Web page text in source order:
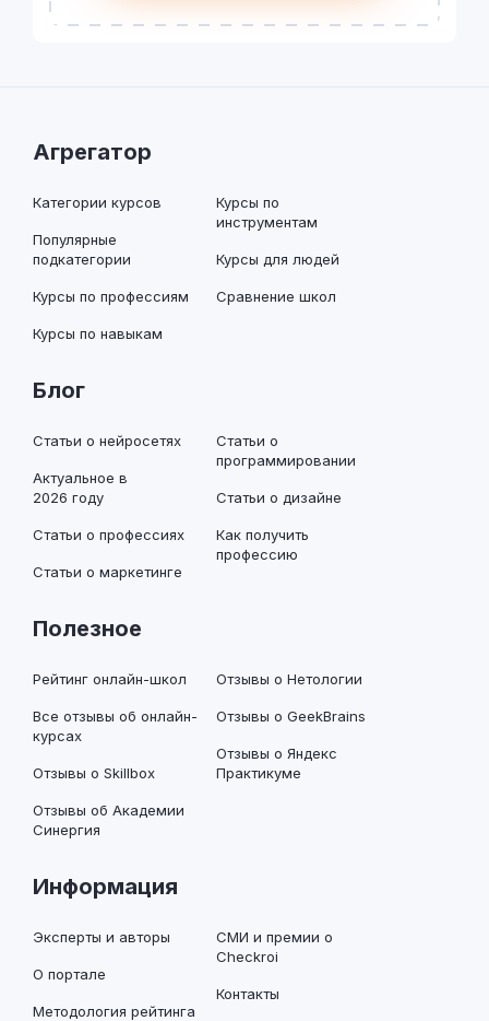
Агрегатор
Категории курсов
Популярные
подкатегории
Курсы по профессиям
Курсы по навыкам
Курсы по
инструментам
Курсы для людей
Сравнение школ
Блог
Статьи о нейросетях
Актуальное в
2026 году
Статьи о профессиях
Статьи о маркетинге
Статьи о
программировании
Статьи о дизайне
Как получить
профессию
Полезное
Рейтинг онлайн-школ
Все отзывы об онлайн-
курсах
Отзывы о Skillbox
Отзывы об Академии
Синергия
Отзывы о Нетологии
Отзывы о GeekBrains
Отзывы о Яндекс
Практикуме
Информация
Эксперты и авторы
О портале
Методология рейтинга
СМИ и премии о
Checkroi
Контакты